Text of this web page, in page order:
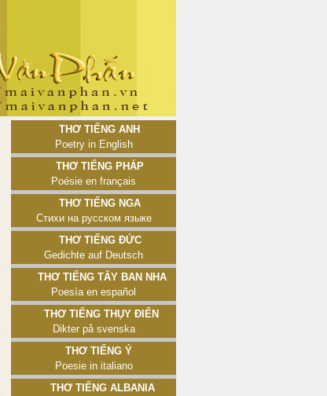
Thơ tiếng Anh
Poetry in English
Thơ tiếng Pháp
Poésie en français
Thơ tiếng Nga
Стихи на русском языке
Thơ tiếng Đức
Gedichte auf Deutsch
Thơ tiếng Tây Ban Nha
Poesía en español
Thơ tiếng Thụy Điển
Dikter på svenska
Thơ tiếng Ý
Poesie in italiano
Thơ tiếng Albania